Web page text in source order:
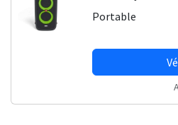
Portable